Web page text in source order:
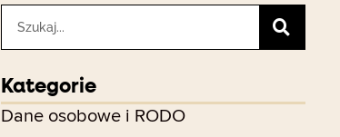
Kategorie
Dane osobowe i RODO